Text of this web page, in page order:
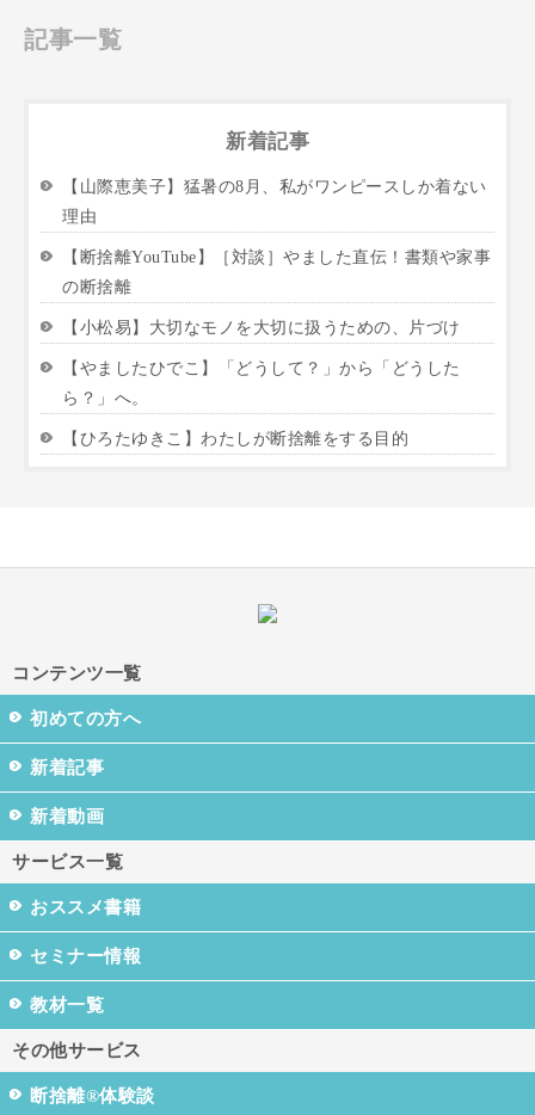
記事一覧
新着記事
【山際恵美子】猛暑の8月、私がワンピースしか着ない
理由
【断捨離YouTube】［対談］やました直伝！書類や家事
の断捨離
【小松易】大切なモノを大切に扱うための、片づけ
【やましたひでこ】「どうして？」から「どうした
ら？」へ。
【ひろたゆきこ】わたしが断捨離をする目的
コンテンツ一覧
初めての方へ
新着記事
新着動画
サービス一覧
おススメ書籍
セミナー情報
教材一覧
その他サービス
断捨離®体験談